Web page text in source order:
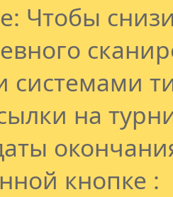
Чтобы
системами
на
кнопке :